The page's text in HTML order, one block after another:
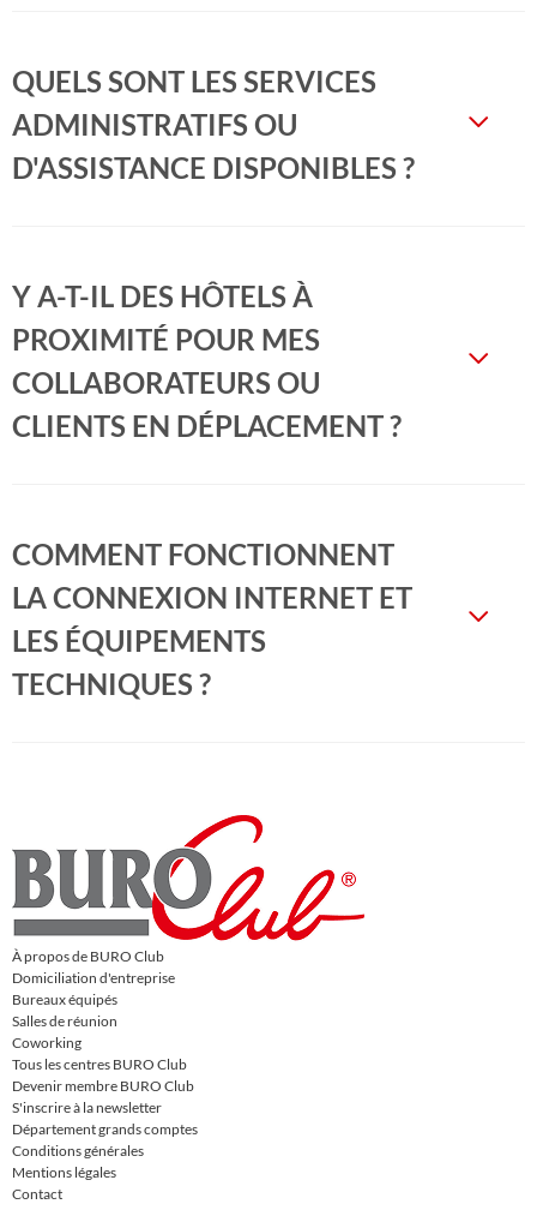
QUELS SONT LES SERVICES
ADMINISTRATIFS OU
D'ASSISTANCE DISPONIBLES ?
Y A-T-IL DES HÔTELS À
PROXIMITÉ POUR MES
COLLABORATEURS OU
CLIENTS EN DÉPLACEMENT ?
COMMENT FONCTIONNENT
LA CONNEXION INTERNET ET
LES ÉQUIPEMENTS
TECHNIQUES ?
À propos de BURO Club
Domiciliation d'entreprise
Bureaux équipés
Salles de réunion
Coworking
Tous les centres BURO Club
Devenir membre BURO Club
S'inscrire à la newsletter
Département grands comptes
Conditions générales
Mentions légales
Contact